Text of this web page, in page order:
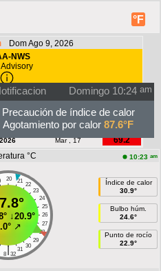
°F
Dom Ago 9, 2026
NWS
Advisory
| Ráfaga - kmh
Hoy 12:11 am
13
Agosto 7
43.5
Mar , 17
69.2
°C
10:23 am
20 21
22
23
24
25
26
27
28
29
30
31
|
8 32
↓20.9°
↗
Índice de calor
30.9°
Bulbo húm.
24.6°
Punto de rocío
22.9°
Domingo 10:24 am
Precaución de índice de calor
Agotamiento por calor 87.6°F